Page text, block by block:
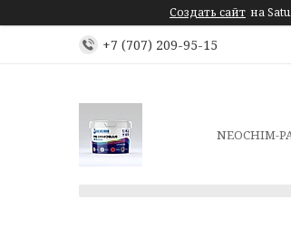
Создать сайт на
+7 (707) 209-95-15
NEOCHIM-